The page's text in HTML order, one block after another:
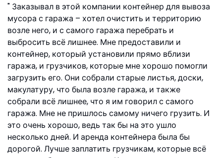
Заказывал в этой компании контейнер для вывоза
мусора с гаража – хотел очистить и территорию
возле него, и с самого гаража перебрать и
выбросить всё лишнее. Мне предоставили и
контейнер, который установили прямо вблизи
гаража, и грузчиков, которые мне хорошо помогли
загрузить его. Они собрали старые листья, доски,
макулатуру, что была возле гаража, и также
собрали всё лишнее, что я им говорил с самого
гаража. Мне не пришлось самому ничего грузить. И
это очень хорошо, ведь так бы на это ушло
несколько дней. И аренда контейнера была бы
дорогой. Лучше заплатить грузчикам, которые всё